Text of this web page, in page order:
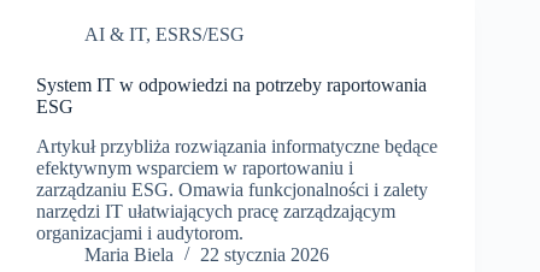
AI & IT, ESRS/ESG
System IT w odpowiedzi na potrzeby raportowania
ESG
Artykuł przybliża rozwiązania informatyczne będące
efektywnym wsparciem w raportowaniu i
zarządzaniu ESG. Omawia funkcjonalności i zalety
narzędzi IT ułatwiających pracę zarządzającym
organizacjami i audytorom.
Maria Biela
22 stycznia 2026